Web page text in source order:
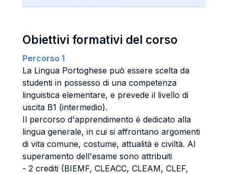
Obiettivi formativi del corso
Percorso 1
La Lingua Portoghese può essere scelta da
studenti in possesso di una competenza
linguistica elementare, e prevede il livello di
uscita B1 (intermedio).
Il percorso d'apprendimento è dedicato alla
lingua generale, in cui si affrontano argomenti
di vita comune, costume, attualità e civiltà. Al
superamento dell'esame sono attribuiti
- 2 crediti (BIEMF, CLEACC, CLEAM, CLEF,